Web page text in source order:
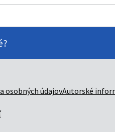
osobných údajovAutorské